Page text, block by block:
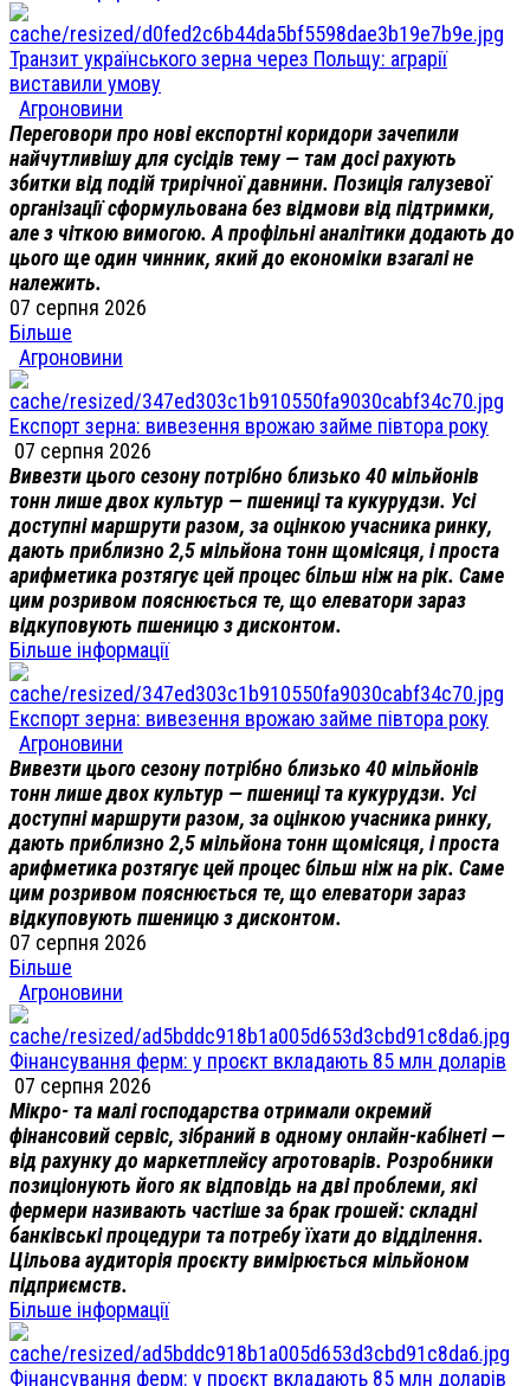
Транзит українського зерна через Польщу: аграрії
виставили умову
Агроновини
Переговори про нові експортні коридори зачепили
найчутливішу для сусідів тему — там досі рахують
збитки від подій трирічної давнини. Позиція галузевої
організації сформульована без відмови від підтримки,
але з чіткою вимогою. А профільні аналітики додають до
цього ще один чинник, який до економіки взагалі не
належить.
07 серпня 2026
Більше
Агроновини
Експорт зерна: вивезення врожаю займе півтора року
07 серпня 2026
Вивезти цього сезону потрібно близько 40 мільйонів
тонн лише двох культур — пшениці та кукурудзи. Усі
доступні маршрути разом, за оцінкою учасника ринку,
дають приблизно 2,5 мільйона тонн щомісяця, і проста
арифметика розтягує цей процес більш ніж на рік. Саме
цим розривом пояснюється те, що елеватори зараз
відкуповують пшеницю з дисконтом.
Більше інформації
Експорт зерна: вивезення врожаю займе півтора року
Агроновини
Вивезти цього сезону потрібно близько 40 мільйонів
тонн лише двох культур — пшениці та кукурудзи. Усі
доступні маршрути разом, за оцінкою учасника ринку,
дають приблизно 2,5 мільйона тонн щомісяця, і проста
арифметика розтягує цей процес більш ніж на рік. Саме
цим розривом пояснюється те, що елеватори зараз
відкуповують пшеницю з дисконтом.
07 серпня 2026
Більше
Агроновини
Фінансування ферм: у проєкт вкладають 85 млн доларів
07 серпня 2026
Мікро- та малі господарства отримали окремий
фінансовий сервіс, зібраний в одному онлайн-кабінеті —
від рахунку до маркетплейсу агротоварів. Розробники
позиціонують його як відповідь на дві проблеми, які
фермери називають частіше за брак грошей: складні
банківські процедури та потребу їхати до відділення.
Цільова аудиторія проєкту вимірюється мільйоном
підприємств.
Більше інформації
Фінансування ферм: у проєкт вкладають 85 млн доларів